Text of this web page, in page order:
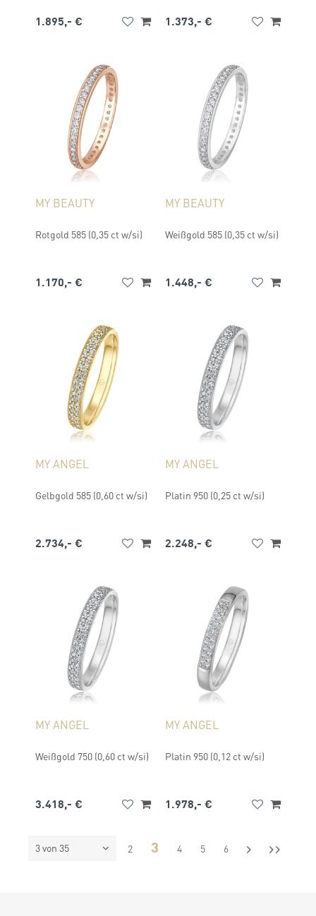
1.895,- € 1.373,- €
MY BEAUTY
Rotgold 585 (0,35 ct w/si)
1.170,- €
MY BEAUTY
Weißgold 585 (0,35 ct w/si)
1.448,- €
MY ANGEL
Gelbgold 585 (0,60 ct w/si)
2.734,- €
MY ANGEL
Platin 950 (0,25 ct w/si)
2.248,- €
MY ANGEL
Weißgold 750 (0,60 ct w/si)
3.418,- €
MY ANGEL
Platin 950 (0,12 ct w/si)
1.978,- €
3 von 35 1 2 3 4 5 6